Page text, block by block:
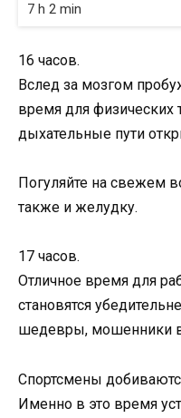
7 h 2 min
16 часов.
Вслед за мозгом
время для физических
дыхательные пути
Погуляйте на свежем
также и желудку.
17 часов.
Отличное время для
становятся
шедевры, мошенники
Спортсмены
Именно в это время